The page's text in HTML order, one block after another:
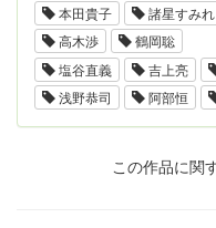
本田貴子
諸星すみれ
高木渉
鶴岡聡
塩谷直義
吉上亮
浅野恭司
阿部恒
この作品に関